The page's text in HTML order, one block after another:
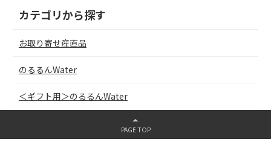
カテゴリから探す
お取り寄せ産直品
のるるんWater
＜ギフト用＞のるるんWater